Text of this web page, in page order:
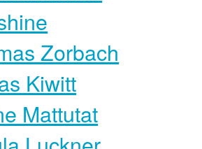
Zorbach
Kiwitt
Mattutat